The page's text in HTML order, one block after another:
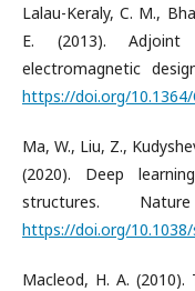
Lalau-Keraly, C. M.,
E. (2013).
electromagnetic
https://doi.org/10.1364/
Ma, W., Liu, Z.,
(2020). Deep
structures.
https://doi.org/
Macleod, H. A. (2010).